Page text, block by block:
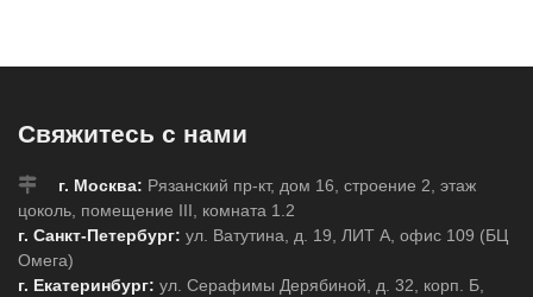
Свяжитесь с нами
г. Москва: Рязанский пр-кт, дом 16, строение 2, этаж
цоколь, помещение III, комната 1.2
г. Санкт-Петербург: ул. Ватутина, д. 19, ЛИТ А, офис 109 (БЦ
Омега)
г. Екатеринбург: ул. Серафимы Дерябиной, д. 32, корп. Б,